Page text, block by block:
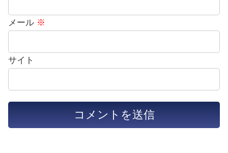
メール ※
サイト